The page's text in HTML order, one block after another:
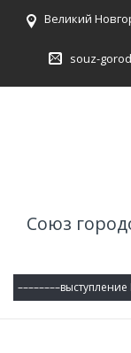
Великий
souz-
Союз